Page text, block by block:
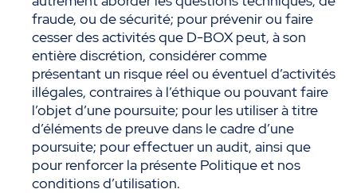
fraude, ou de sécurité; pour prévenir ou faire
cesser des activités que D-BOX peut, à son
entière discrétion, considérer comme
présentant un risque réel ou éventuel d’activités
illégales, contraires à l’éthique ou pouvant faire
l’objet d’une poursuite; pour les utiliser à titre
d’éléments de preuve dans le cadre d’une
poursuite; pour effectuer un audit, ainsi que
pour renforcer la présente Politique et nos
conditions d’utilisation.